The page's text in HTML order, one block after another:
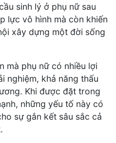
sinh lý ở phụ nữ sau
lực vô hình mà còn khiến
xây dựng một đời sống
mà phụ nữ có nhiều lợi
nghiệm, khả năng thấu
Khi được đặt trong
những yếu tố này có
sự gắn kết sâu sắc cả